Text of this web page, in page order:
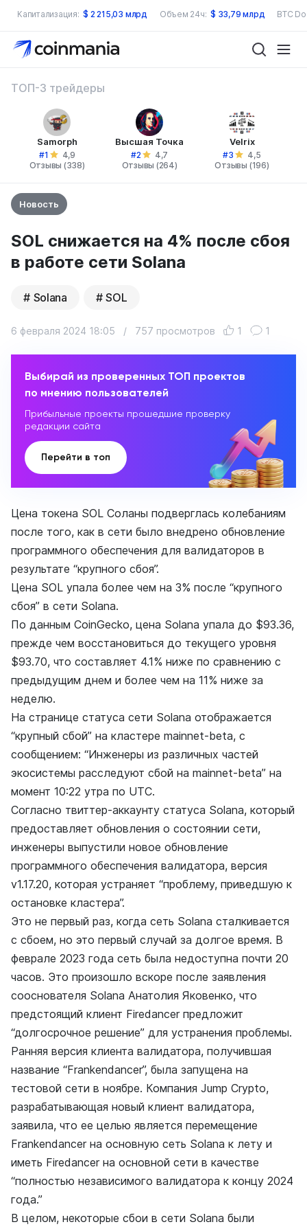
Капитализация: $ 2 215,03 млрд Объем 24ч: $ 33,79 млрд BTC
ТОП-3 трейдеры
Samorph
#1
4,9
Отзывы (338)
Высшая Точка
#2
4,7
Отзывы (264)
Velrix
#3
4,5
Отзывы (196)
Новость
SOL снижается на 4% после сбоя
в работе сети Solana
Solana SOL
6 февраля 2024 18:05 / 757 просмотров 1 1
Выбирай из проверенных ТОП проектов
по мнению пользователей
Прибыльные проекты прошедшие проверку
редакции сайта
Перейти в топ
Цена токена SOL Соланы подверглась колебаниям
после того, как в сети было внедрено обновление
программного обеспечения для валидаторов в
результате “крупного сбоя”.
Цена SOL упала более чем на 3% после “крупного
сбоя” в сети Solana.
По данным CoinGecko, цена Solana упала до $93.36,
прежде чем восстановиться до текущего уровня
$93.70, что составляет 4.1% ниже по сравнению с
предыдущим днем и более чем на 11% ниже за
неделю.
На странице статуса сети Solana отображается
“крупный сбой” на кластере mainnet-beta, с
сообщением: “Инженеры из различных частей
экосистемы расследуют сбой на mainnet-beta” на
момент 10:22 утра по UTC.
Согласно твиттер-аккаунту статуса Solana, который
предоставляет обновления о состоянии сети,
инженеры выпустили новое обновление
программного обеспечения валидатора, версия
v1.17.20, которая устраняет “проблему, приведшую к
остановке кластера”.
Это не первый раз, когда сеть Solana сталкивается
с сбоем, но это первый случай за долгое время. В
феврале 2023 года сеть была недоступна почти 20
часов. Это произошло вскоре после заявления
сооснователя Solana Анатолия Яковенко, что
предстоящий клиент Firedancer предложит
“долгосрочное решение” для устранения проблемы.
Ранняя версия клиента валидатора, получившая
название “Frankendancer”, была запущена на
тестовой сети в ноябре. Компания Jump Crypto,
разрабатывающая новый клиент валидатора,
заявила, что ее целью является перемещение
Frankendancer на основную сеть Solana к лету и
иметь Firedancer на основной сети в качестве
“полностью независимого валидатора к концу 2024
года.”
В целом, некоторые сбои в сети Solana были